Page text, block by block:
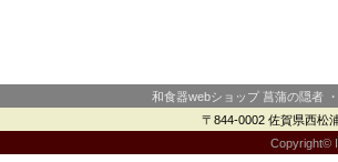
和食器webショップ 菖蒲の隠者
〒844-0002 佐賀県西松
Copyright©